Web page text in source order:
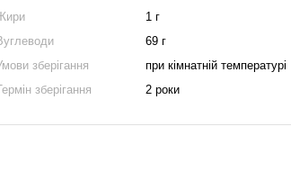
1 г
69 г
зберігання
при кімнатній температурі
зберігання
2 роки